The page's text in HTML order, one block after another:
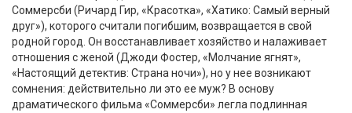
Соммерсби (Ричард Гир, «Красотка», «Хатико: Самый верный
друг»), которого считали погибшим, возвращается в свой
родной город. Он восстанавливает хозяйство и налаживает
отношения с женой (Джоди Фостер, «Молчание ягнят»,
«Настоящий детектив: Страна ночи»), но у нее возникают
сомнения: действительно ли это ее муж? В основу
драматического фильма «Соммерсби» легла подлинная